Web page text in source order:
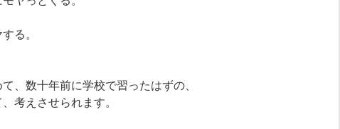
る。
、数十年前に学校で習ったはずの、
考えさせられます。